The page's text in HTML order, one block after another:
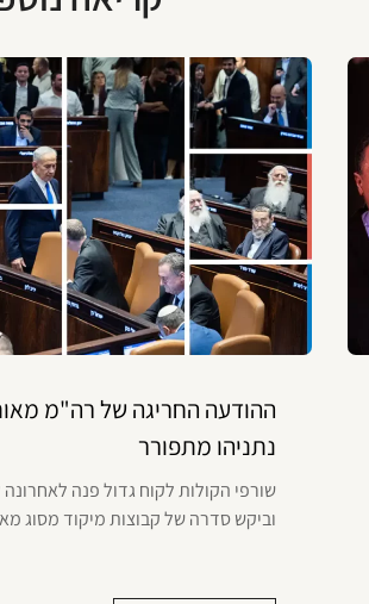
ההודעה החריגה של רה"מ
נתניהו מתפורר
שורפי הקולות לקוח גדול פנה
וביקש סדרה של קבוצות מיקוד מסוג